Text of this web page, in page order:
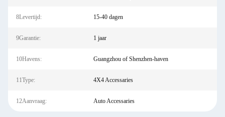
8Levertijd: 15-40 dagen
9Garantie: 1 jaar
10Havens: Guangzhou of Shenzhen-haven
11Type: 4X4 Accessaries
12Aanvraag: Auto Accessaries